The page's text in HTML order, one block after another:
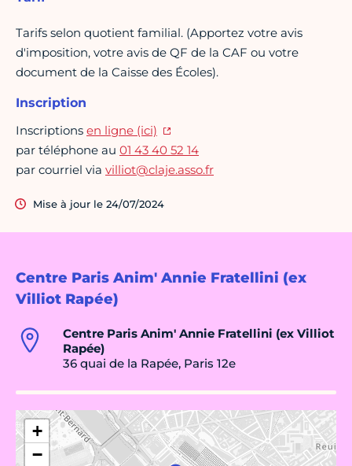
Centre Paris Anim' Annie Fratellini (ex
Villiot Rapée)
Centre Paris Anim' Annie Fratellini (ex Villiot
Rapée)
36 quai de la Rapée, Paris 12e
+
−
Tarifs selon quotient familial. (Apportez votre avis
d'imposition, votre avis de QF de la CAF ou votre
document de la Caisse des Écoles).
Inscription
Inscriptions en ligne (ici)
par téléphone au 01 43 40 52 14
par courriel via villiot@claje.asso.fr
Mise à jour le 24/07/2024